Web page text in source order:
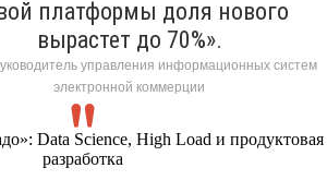
платформы доля нового
вырастет до 70%».
управления информационных систем
электронной коммерции